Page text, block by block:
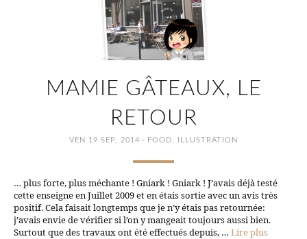
MAMIE GÂTEAUX, LE
RETOUR
VEN 19 SEP, 2014 · FOOD, ILLUSTRATION
… plus forte, plus méchante ! Gniark ! Gniark ! J’avais déjà testé
cette enseigne en Juillet 2009 et en étais sortie avec un avis très
positif. Cela faisait longtemps que je n’y étais pas retournée:
j’avais envie de vérifier si l’on y mangeait toujours aussi bien.
Surtout que des travaux ont été effectués depuis, … Lire plus